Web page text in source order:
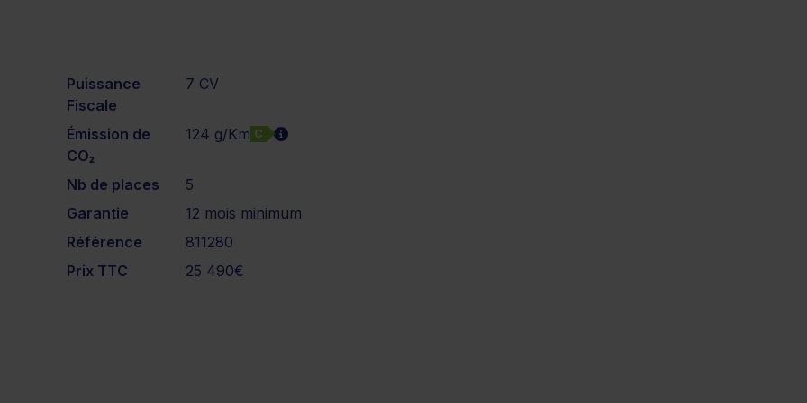
Puissance
Fiscale
7 CV
Émission de
CO₂
124 g/Km C
Nb de places
5
Garantie
12 mois minimum
Référence
811280
Prix TTC
25 490€